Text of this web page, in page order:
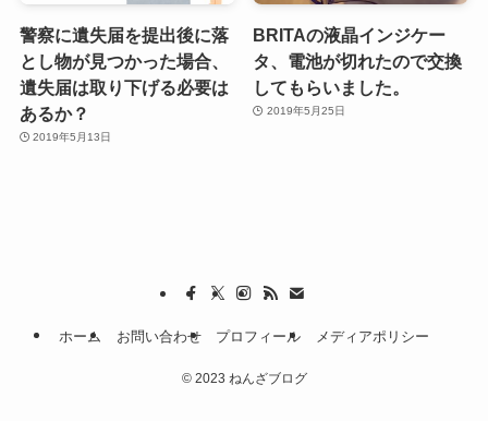
警察に遺失届を提出後に落
とし物が見つかった場合、
遺失届は取り下げる必要は
あるか？
2019年5月13日
BRITAの液晶インジケー
タ、電池が切れたので交換
してもらいました。
2019年5月25日
ホーム お問い合わせ プロフィール メディアポリシー
©2023 ねんざブログ